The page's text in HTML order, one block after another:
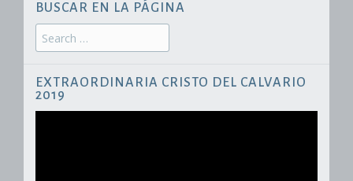
BUSCAR EN LA PÁGINA
Search
for:
EXTRAORDINARIA CRISTO DEL CALVARIO
2019